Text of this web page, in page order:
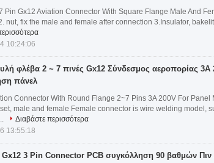
Pin Gx12 Aviation Connector With Square Flange Male And
nut, fix the male and female after connection 3.Insulator,
10:24:06
φλέβα 2 ~ 7 πινές Gx12 Σύνδεσμος αεροπορίας 3A
πάνελ
Connector With Round Flange 2~7 Pins 3A 200V For
male and female Female connector is wire welding model,
Διαβάστε περισσότερα
13:55:18
3 Pin Connector PCB συγκόλληση 90 βαθμών Πιν